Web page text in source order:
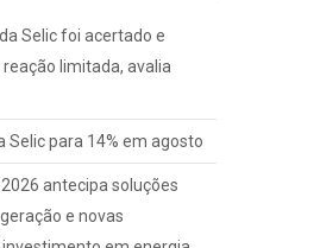
Selic foi acertado e
limitada, avalia
Selic para 14% em agosto
antecipa soluções
e novas